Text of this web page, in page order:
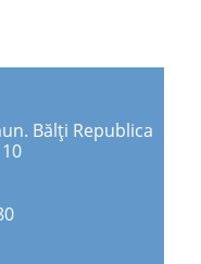
Bălți Republica